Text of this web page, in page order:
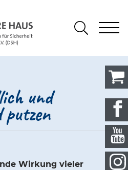
und
Suchen
und
Wirkung vieler